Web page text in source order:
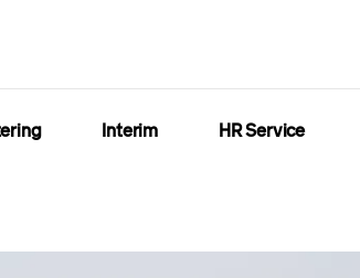
Interim HR Service